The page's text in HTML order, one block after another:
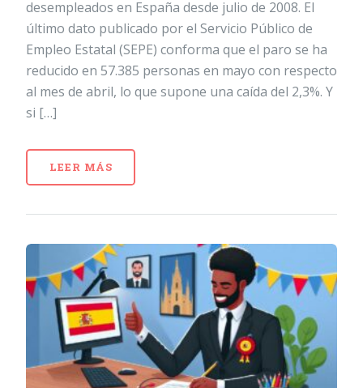
desempleados en España desde julio de 2008. El
último dato publicado por el Servicio Público de
Empleo Estatal (SEPE) conforma que el paro se ha
reducido en 57.385 personas en mayo con respecto
al mes de abril, lo que supone una caída del 2,3%. Y
si […]
LEER MÁS